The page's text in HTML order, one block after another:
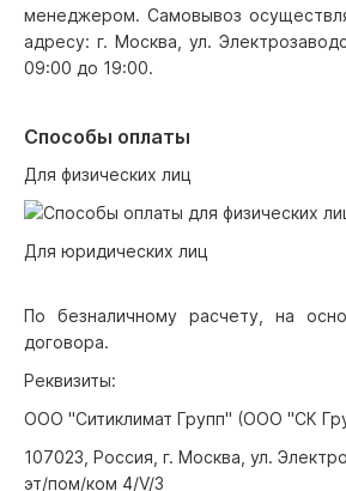
менеджером. Самовывоз
адресу: г. Москва, ул.
09:00 до 19:00.
Способы оплаты
Для физических лиц
Для юридических лиц
По безналичному расчету, на
договора.
Реквизиты:
ООО "Ситиклимат Групп" (ООО "СК
107023, Россия, г. Москва, ул.
эт/пом/ком 4/V/3